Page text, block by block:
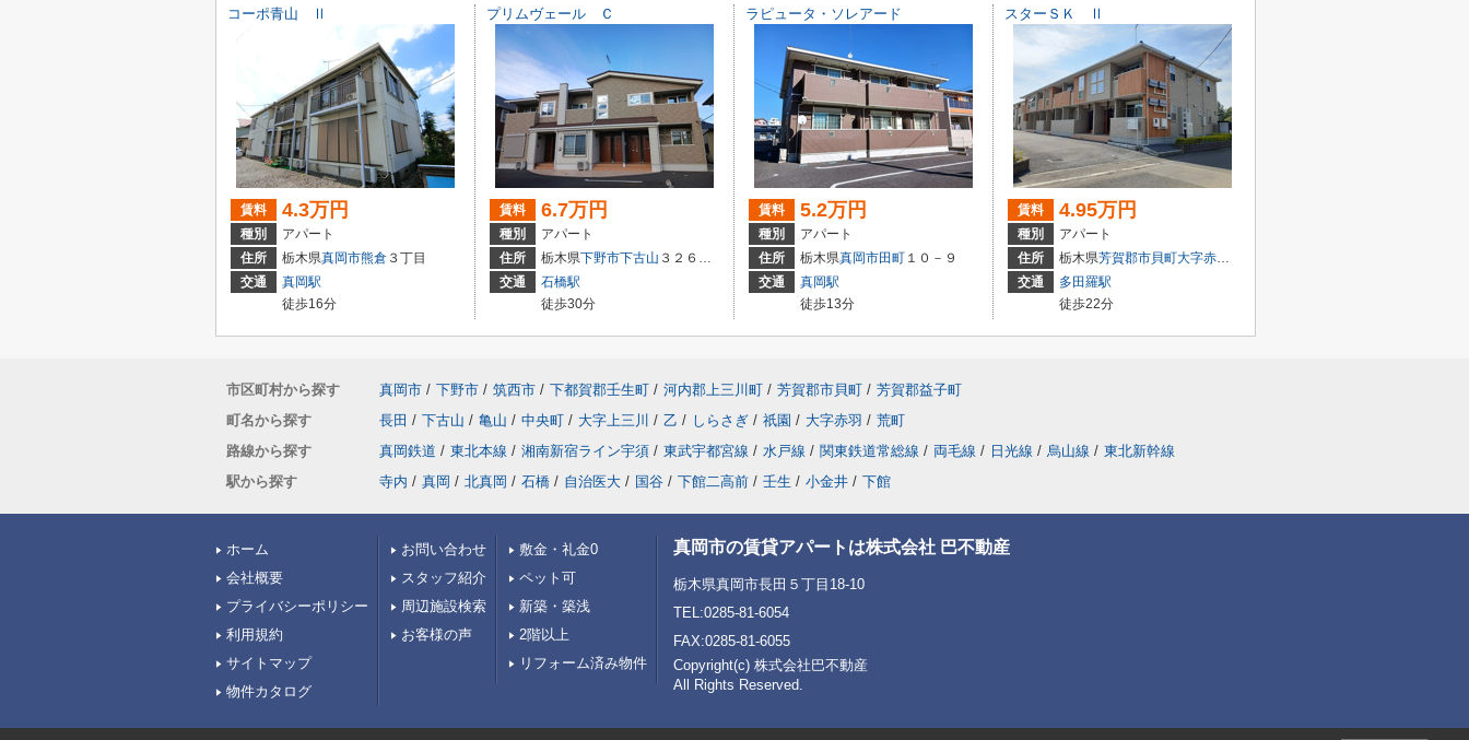
コーポ青山 Ⅱ
賃料 4.3万円
種別
アパート
住所
栃木県真岡市熊倉 ３丁目
交通
真岡駅
徒歩16分
プリムヴェール Ｃ
賃料 6.7万円
種別
アパート
住所
栃木県下野市下古山 ３２６０－７
交通
石橋駅
徒歩30分
ラピュータ・ソレアード
賃料 5.2万円
種別
アパート
住所
栃木県真岡市田町 １０－９
交通
真岡駅
徒歩13分
スターＳＫ Ⅱ
賃料 4.95万円
種別
アパート
住所
栃木県芳賀郡市貝町大字赤羽
交通
多田羅駅
徒歩22分
市区町村から探す 真岡市 / 下野市 / 筑西市 / 下都賀郡壬生町 / 河内郡上三川町 / 芳賀郡市貝町 / 芳賀郡益子町
町名から探す
長田 / 下古山 / 亀山 / 中央町 / 大字上三川 / 乙 / しらさぎ / 祇園 / 大字赤羽 / 荒町
路線から探す
真岡鉄道 / 東北本線 / 湘南新宿ライン宇須 / 東武宇都宮線 / 水戸線 / 関東鉄道常総線 / 両毛線 / 日光線 / 烏山線 / 東北新幹線
駅から探す
寺内 / 真岡 / 北真岡 / 石橋 / 自治医大 / 国谷 / 下館二高前 / 壬生 / 小金井 / 下館
ホーム
会社概要
プライバシーポリシー
利用規約
サイトマップ
物件カタログ
お問い合わせ
スタッフ紹介
周辺施設検索
お客様の声
敷金・礼金0
ペット可
新築・築浅
2階以上
リフォーム済み物件
真岡市の賃貸アパートは株式会社 巴不動産
栃木県真岡市長田５丁目18-10
TEL:0285-81-6054
FAX:0285-81-6055
Copyright(c) 株式会社巴不動産
All Rights Reserved.